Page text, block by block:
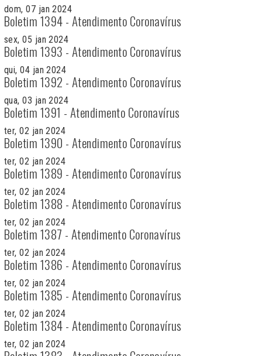
dom, 07 jan 2024
Boletim 1394 - Atendimento Coronavírus
sex, 05 jan 2024
Boletim 1393 - Atendimento Coronavírus
qui, 04 jan 2024
Boletim 1392 - Atendimento Coronavírus
qua, 03 jan 2024
Boletim 1391 - Atendimento Coronavírus
ter, 02 jan 2024
Boletim 1390 - Atendimento Coronavírus
ter, 02 jan 2024
Boletim 1389 - Atendimento Coronavírus
ter, 02 jan 2024
Boletim 1388 - Atendimento Coronavírus
ter, 02 jan 2024
Boletim 1387 - Atendimento Coronavírus
ter, 02 jan 2024
Boletim 1386 - Atendimento Coronavírus
ter, 02 jan 2024
Boletim 1385 - Atendimento Coronavírus
ter, 02 jan 2024
Boletim 1384 - Atendimento Coronavírus
ter, 02 jan 2024